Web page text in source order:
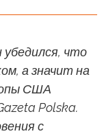
что
а значит на
США
Polska.
с